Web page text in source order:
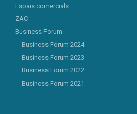
Espais comercials
ZAC
Business Forum
Business Forum 2024
Business Forum 2023
Business Forum 2022
Business Forum 2021